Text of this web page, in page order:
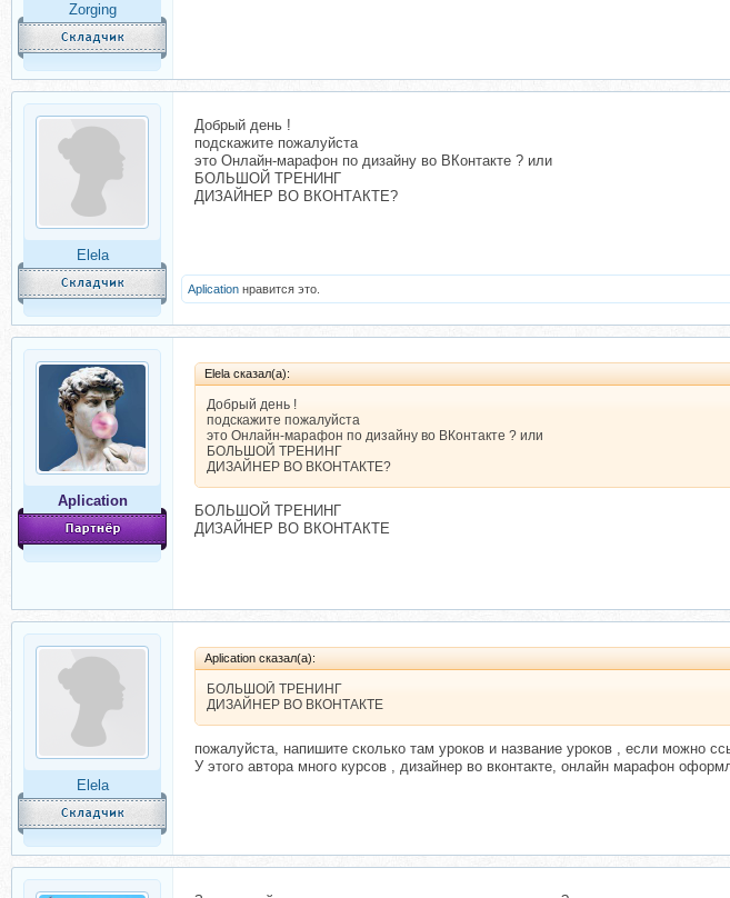
Zorging
Elela
Добрый день !
подскажите пожалуйста
это Онлайн-марафон по дизайну во ВКонтакте ? или
БОЛЬШОЙ ТРЕНИНГ
ДИЗАЙНЕР ВО ВКОНТАКТЕ?
Aplication нравится это.
Aplication
Elela сказал(а):
Добрый день !
подскажите пожалуйста
это Онлайн-марафон по дизайну во ВКонтакте ? или
БОЛЬШОЙ ТРЕНИНГ
ДИЗАЙНЕР ВО ВКОНТАКТЕ?
БОЛЬШОЙ ТРЕНИНГ
ДИЗАЙНЕР ВО ВКОНТАКТЕ
Elela
Aplication сказал(а):
БОЛЬШОЙ ТРЕНИНГ
ДИЗАЙНЕР ВО ВКОНТАКТЕ
пожалуйста, напишите сколько там уроков и название уроков , если можно
У этого автора много курсов , дизайнер во вконтакте, онлайн марафон